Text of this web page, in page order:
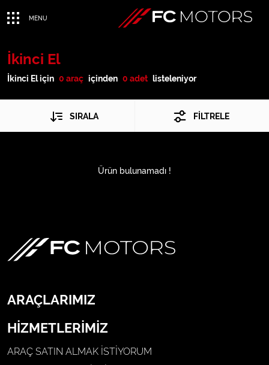
MENU
İkinci El
İkinci El için 0 araç içinden 0 adet listeleniyor
SIRALA FİLTRELE
Ürün bulunamadı !
ARAÇLARIMIZ
HİZMETLERİMİZ
ARAÇ SATIN ALMAK İSTIYORUM